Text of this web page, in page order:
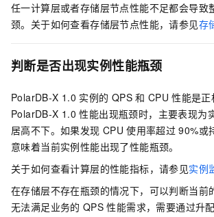
任一计算层或者存储层节点性能不足都会导致
颈。关于如何查看存储层节点性能，请参见存
判断是否出现实例性能瓶颈
PolarDB-X 1.0 实例的 QPS 和 CPU 性能是正
PolarDB-X 1.0 性能出现瓶颈时，主要表现为
居高不下。如果发现 CPU 使用率超过 90%或
意味着当前实例性能出现了性能瓶颈。
关于如何查看计算层的性能指标，请参见实例
在存储层不存在瓶颈的情况下，可以判断当前
无法满足业务的 QPS 性能需求，需要通过升配